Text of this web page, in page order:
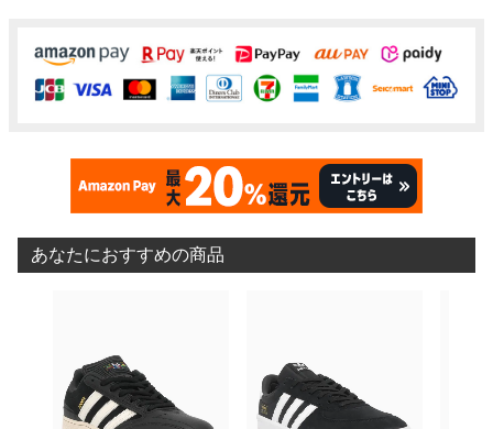
あなたにおすすめの商品